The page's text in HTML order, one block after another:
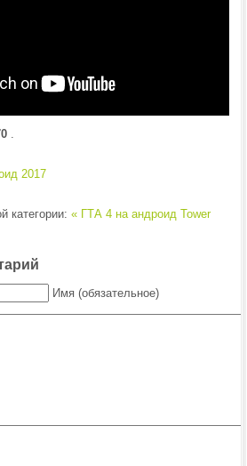
.
2017
категории: « ГТА 4 на андроид Tower
Имя (обязательное)